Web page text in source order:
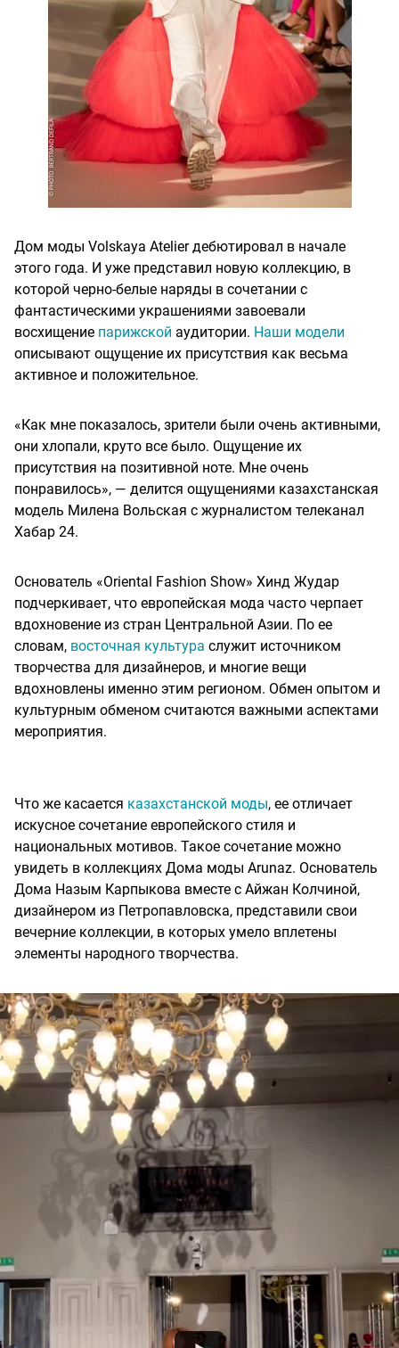
Дом моды Volskaya Atelier дебютировал в начале
этого года. И уже представил новую коллекцию, в
которой черно-белые наряды в сочетании с
фантастическими украшениями завоевали
восхищение парижской аудитории. Наши модели
описывают ощущение их присутствия как весьма
активное и положительное.
«Как мне показалось, зрители были очень активными,
они хлопали, круто все было. Ощущение их
присутствия на позитивной ноте. Мне очень
понравилось», — делится ощущениями казахстанская
модель Милена Вольская с журналистом телеканал
Хабар 24.
Основатель «Oriental Fashion Show» Хинд Жудар
подчеркивает, что европейская мода часто черпает
вдохновение из стран Центральной Азии. По ее
словам, восточная культура служит источником
творчества для дизайнеров, и многие вещи
вдохновлены именно этим регионом. Обмен опытом и
культурным обменом считаются важными аспектами
мероприятия.
Что же касается казахстанской моды, ее отличает
искусное сочетание европейского стиля и
национальных мотивов. Такое сочетание можно
увидеть в коллекциях Дома моды Arunaz. Основатель
Дома Назым Карпыкова вместе с Айжан Колчиной,
дизайнером из Петропавловска, представили свои
вечерние коллекции, в которых умело вплетены
элементы народного творчества.